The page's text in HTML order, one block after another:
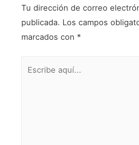
Tu dirección de correo
publicada. Los campos
marcados con *